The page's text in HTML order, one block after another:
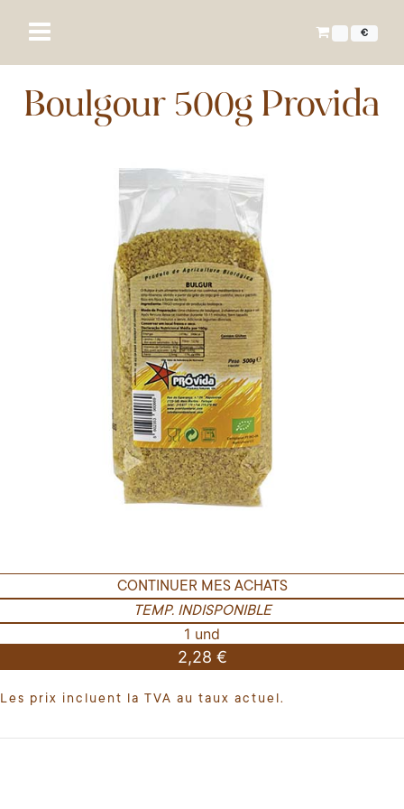
€
Boulgour 500g Provida
CONTINUER MES ACHATS
TEMP. INDISPONIBLE
1 und
2,28 €
Les prix incluent la TVA au taux actuel.